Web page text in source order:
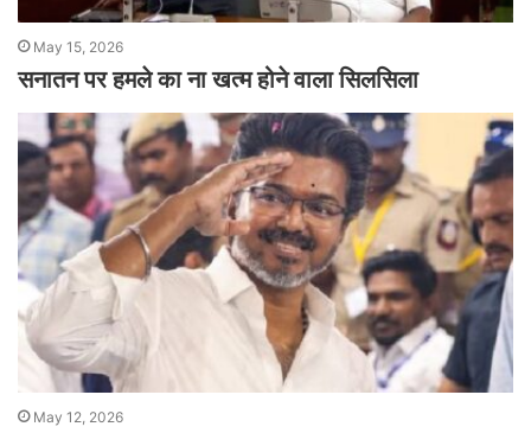
May 15, 2026
सनातन पर हमले का ना खत्म होने वाला सिलसिला
May 12, 2026